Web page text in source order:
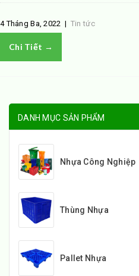
4 Tháng Ba, 2022 | Tin tức
Chi Tiết →
DANH MỤC SẢN PHẨM
Nhựa Công Nghiệp
Thùng Nhựa
Pallet Nhựa